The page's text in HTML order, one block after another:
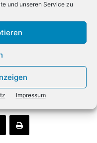
und unseren Service zu
Impressum
„Künstliche
AI und Conversational
Experience Platform
die
auf ein neues Niveau
oder zusätzliche